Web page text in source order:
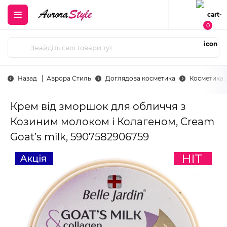
0
Назад Аврора Стиль Доглядова косметика Косметика
Крем від зморшок для обличчя з
Козиним молоком і Колагеном, Cream
Goat’s milk, 5907582906759